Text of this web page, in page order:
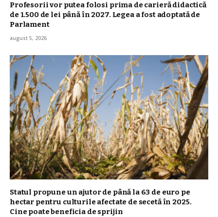
Profesorii vor putea folosi prima de carieră didactică
de 1.500 de lei până în 2027. Legea a fost adoptată de
Parlament
august 5, 2026
Statul propune un ajutor de până la 63 de euro pe
hectar pentru culturile afectate de secetă în 2025.
Cine poate beneficia de sprijin